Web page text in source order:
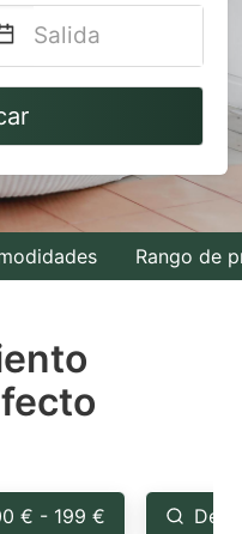
Navigate
to
interact
with
the
select
a
the
Rango de
€ - 199 €